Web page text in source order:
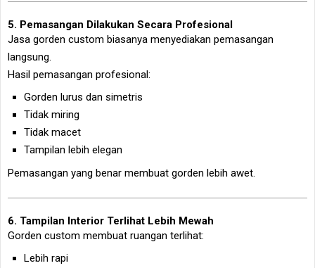
5. Pemasangan Dilakukan Secara Profesional
Jasa gorden custom biasanya menyediakan pemasangan
langsung.
Hasil pemasangan profesional:
Gorden lurus dan simetris
Tidak miring
Tidak macet
Tampilan lebih elegan
Pemasangan yang benar membuat gorden lebih awet.
6. Tampilan Interior Terlihat Lebih Mewah
Gorden custom membuat ruangan terlihat:
Lebih rapi